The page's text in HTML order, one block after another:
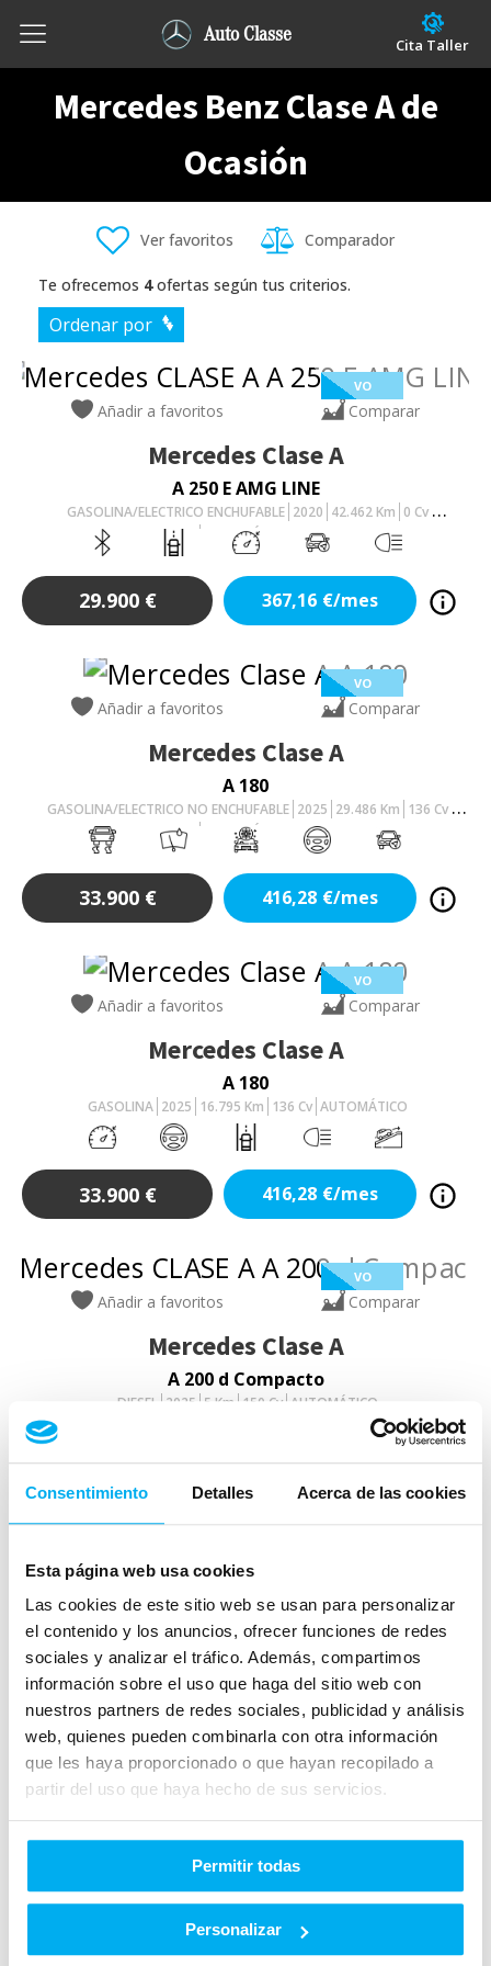
Consentimiento Detalles Acerca de las cookies
Esta página web usa cookies
Las cookies de este sitio web se usan para personalizar
el contenido y los anuncios, ofrecer funciones de redes
sociales y analizar el tráfico. Además, compartimos
información sobre el uso que haga del sitio web con
nuestros partners de redes sociales, publicidad y análisis
web, quienes pueden combinarla con otra información
que les haya proporcionado o que hayan recopilado a
partir del uso que haya hecho de sus servicios.
Permitir todas
Personalizar
Auto Classe Cita Taller
Mercedes Benz Clase A de
Ocasión
Ver favoritos Comparador
Te ofrecemos 4ofertas según tus criterios.
Ordenar por
VO
Añadir a favoritos Comparar
Mercedes Clase A
A 250 E AMG LINE
GASOLINA/ELECTRICO ENCHUFABLE 2020 42.462Km 0 Cv
AUTOMÁTICO
29.900 € 367,16 €/mes
VO
Añadir a favoritos Comparar
Mercedes Clase A
A 180
GASOLINA/ELECTRICO NO ENCHUFABLE 2025 29.486 Km 136 Cv
AUTOMÁTICO
33.900 € 416,28 €/mes
VO
Añadir a favoritos Comparar
Mercedes Clase A
A 180
GASOLINA 2025 16.795 Km 136 Cv AUTOMÁTICO
33.900 € 416,28 €/mes
VO
Añadir a favoritos Comparar
Mercedes Clase A
A 200 d Compacto
DIESEL 2025 5 Km 150 Cv AUTOMÁTICO
39.000 € 478,90 €/mes
9.5sobre 10
basado en1114opiniones
Texto descriptivo
¿No encuentra lo que busca?